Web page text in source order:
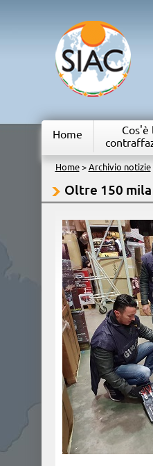
Home
Cos'è
Home> Archivio notizie
Oltre 150